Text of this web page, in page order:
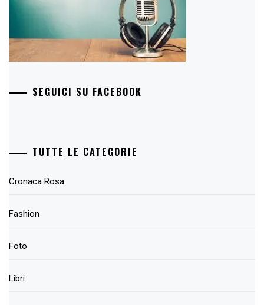
SEGUICI SU FACEBOOK
TUTTE LE CATEGORIE
Cronaca Rosa
Fashion
Foto
Libri